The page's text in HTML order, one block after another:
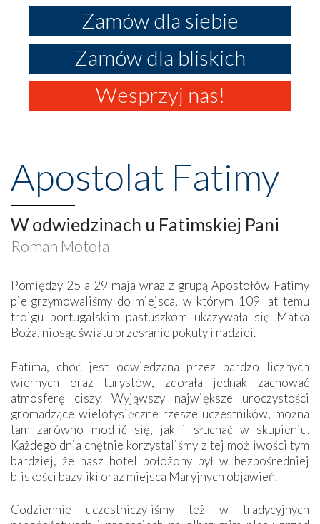
Zamów dla siebie
Zamów dla bliskich
Wesprzyj nas!
Apostolat Fatimy
W odwiedzinach u Fatimskiej Pani
Roman Motoła
Pomiędzy 25 a 29 maja wraz z grupą Apostołów Fatimy
pielgrzymowaliśmy do miejsca, w którym 109 lat temu
trojgu portugalskim pastuszkom ukazywała się Matka
Boża, niosąc światu przesłanie pokuty i nadziei.
Fatima, choć jest odwiedzana przez bardzo licznych
wiernych oraz turystów, zdołała jednak zachować
atmosferę ciszy. Wyjąwszy największe uroczystości
gromadzące wielotysięczne rzesze uczestników, można
tam zarówno modlić się, jak i słuchać w skupieniu.
Każdego dnia chętnie korzystaliśmy z tej możliwości tym
bardziej, że nasz hotel położony był w bezpośredniej
bliskości bazyliki oraz miejsca Maryjnych objawień.
Codziennie uczestniczyliśmy też w tradycyjnych